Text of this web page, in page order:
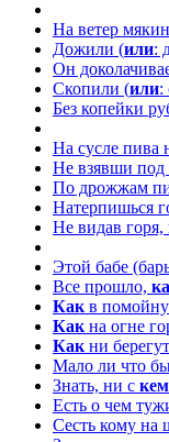
На ветер
Дожили (или:
Он
Скопили (или:
Без копейки
На сусле пива
Не взявши под
По дрожжам
Натерпишься
Не видав горя,
Этой бабе
Все прошло,
Как в
Как на огне
Как ни
Мало ли что
Знать, ни с кем
Есть о чем
Сесть кому на